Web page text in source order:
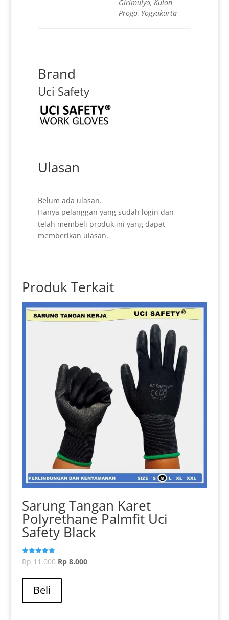
Girimulyo, Kulon
Progo, Yogyakarta
Brand
Uci Safety
Ulasan
Belum ada ulasan.
Hanya pelanggan yang sudah login dan
telah membeli produk ini yang dapat
memberikan ulasan.
Produk Terkait
Sarung Tangan Karet
Polyrethane Palmfit Uci
Safety Black
Dinilai
5.00
Rp11.000 Harga
Rp8.000Harga
Beli